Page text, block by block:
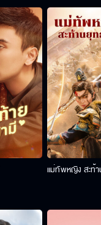
แม่ทัพหญิง สะท้